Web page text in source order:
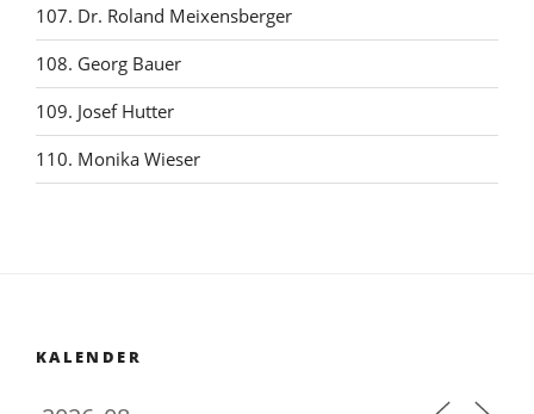
107. Dr. Roland Meixensberger
108. Georg Bauer
109. Josef Hutter
110. Monika Wieser
KALENDER